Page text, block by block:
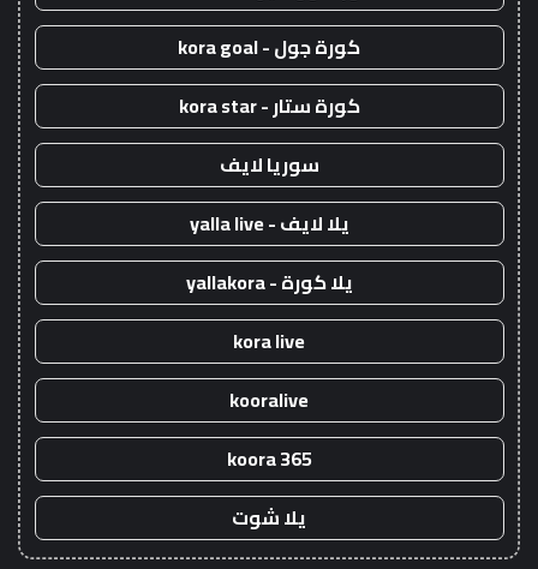
كورة جول - kora goal
كورة ستار - kora star
سوريا لايف
يلا لايف - yalla live
يلا كورة - yallakora
kora live
kooralive
koora 365
يلا شوت